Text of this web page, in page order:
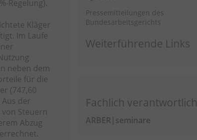
Regelung).
Kläger
Im Laufe
neben dem
für die
(747,60
der
Steuern
Abzug
Pressemitteilungen des
Bundesarbeitsgerichts
Weiterführende Links
Fachlich verantwortlich
ARBER|seminare